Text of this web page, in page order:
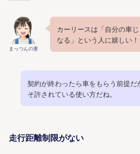
まっつんの妻
カーリースは「自分の車
なる」という人に嬉しい！
契約が終わったら車をもらう前提だ
そ許されている使い方だね。
走行距離制限がない